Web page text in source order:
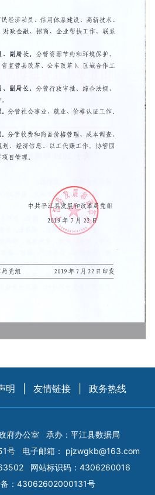
明 友情链接 政务热线
府办公室
承办：平江县数据局
号 电子邮箱： pjzwgkb@163.com
网站标识码：4306260016
备：43062602000131号